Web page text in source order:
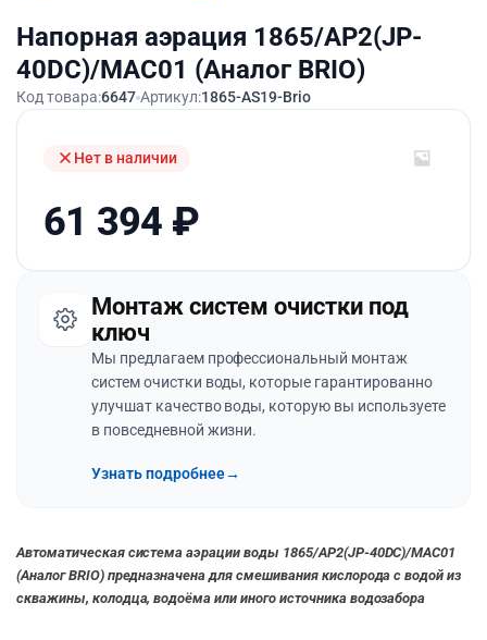
Напорная аэрация 1865/AP2(JP-
40DC)/MAC01 (Аналог BRIO)
Код товара:6647 Артикул:1865-AS19-Brio
Нет в наличии
61 394 ₽
Монтаж систем очистки под
ключ
Мы предлагаем профессиональный монтаж
систем очистки воды, которые гарантированно
улучшат качество воды, которую вы используете
в повседневной жизни.
Узнать подробнее→
Автоматическая система аэрации воды 1865/AP2(JP-40DC)/MAC01
(Аналог BRIO) предназначена для смешивания кислорода с водой из
скважины, колодца, водоёма или иного источника водозабора